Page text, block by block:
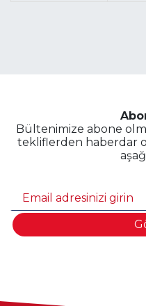
Bültenimize abone
tekliflerden haberdar